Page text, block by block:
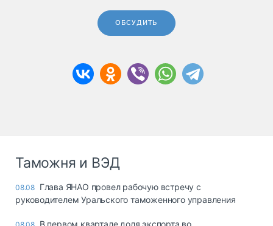
ОБСУДИТЬ
Таможня и ВЭД
08.08 Глава ЯНАО провел рабочую встречу с
руководителем Уральского таможенного управления
В первом квартале доля экспорта во